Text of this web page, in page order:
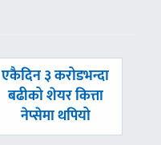
अघिल्लाे
एकैदिन ३ करोडभन्दा
बढीको शेयर कित्ता
नेप्सेमा थपियो